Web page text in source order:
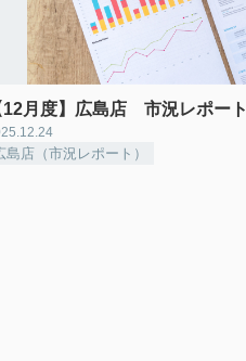
12月度】広島店 市況レポート
島店（市況レポート）